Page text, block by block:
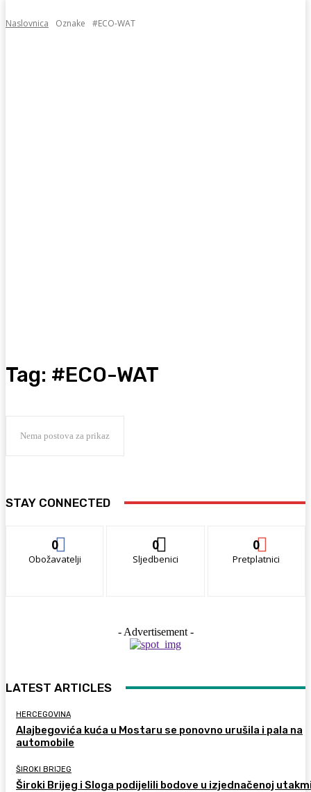
Naslovnica Oznake #ECO-WAT
Tag: #ECO-WAT
Nema postova za prikaz
STAY CONNECTED
0
Obožavatelji
0
Sljedbenici
0
Pretplatnici
- Advertisement -
LATEST ARTICLES
HERCEGOVINA
Alajbegovića kuća u Mostaru se ponovno urušila i pala na
automobile
ŠIROKI BRIJEG
Široki Brijeg i Sloga podijelili bodove u izjednačenoj